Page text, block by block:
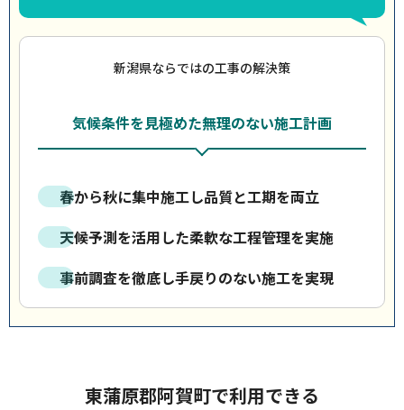
新潟県ならではの工事の解決策
気候条件を見極めた無理のない施工計画
春から秋に集中施工し品質と工期を両立
天候予測を活用した柔軟な工程管理を実施
事前調査を徹底し手戻りのない施工を実現
東蒲原郡阿賀町で利用できる